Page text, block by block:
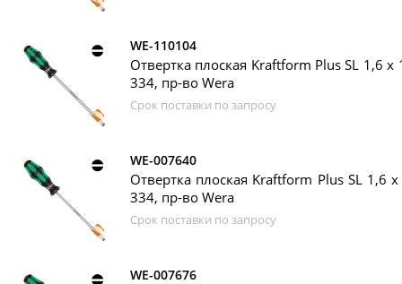
WE-110104
Отвертка плоская Kraftform Plus SL 1,6
334, пр-во Wera
Срок поставки по запросу
WE-007640
Отвертка плоская Kraftform Plus SL 1,6
334, пр-во Wera
Срок поставки по запросу
WE-007676